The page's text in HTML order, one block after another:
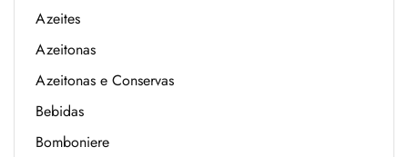
Azeites
Azeitonas
Azeitonas e Conservas
Bebidas
Bomboniere